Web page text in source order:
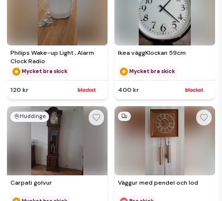
Philips Wake-up Light , Alarm
Clock Radio
Mycket bra skick
120 kr
Ikea väggKlockan 59cm
Mycket bra skick
400 kr
Huddinge
Carpati golvur Väggur med pendel och lod